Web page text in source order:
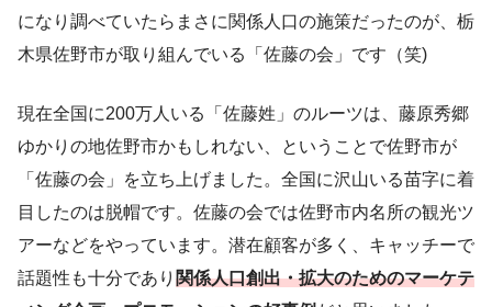
になり調べていたらまさに関係人口の施策だったのが、栃
木県佐野市が取り組んでいる「佐藤の会」です（笑)
現在全国に200万人いる「佐藤姓」のルーツは、藤原秀郷
ゆかりの地佐野市かもしれない、ということで佐野市が
「佐藤の会」を立ち上げました。全国に沢山いる苗字に着
目したのは脱帽です。佐藤の会では佐野市内名所の観光ツ
アーなどをやっています。潜在顧客が多く、キャッチーで
話題性も十分であり 関係人口創出・拡大のためのマーケテ